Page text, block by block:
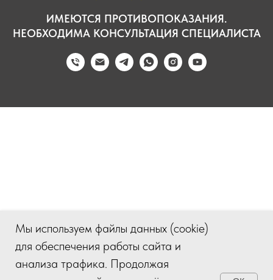
ИМЕЮТСЯ ПРОТИВОПОКАЗАНИЯ.
НЕОБХОДИМА КОНСУЛЬТАЦИЯ СПЕЦИАЛИСТА
Мы используем файлы данных (cookie)
для обеспечения работы сайта и
анализа трафика. Продолжая